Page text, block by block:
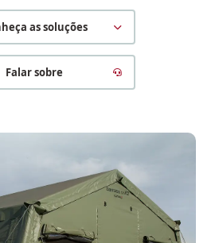
as soluções
Falar sobre